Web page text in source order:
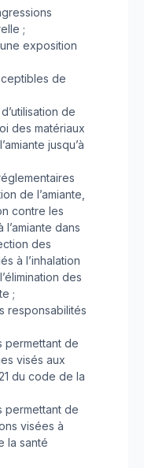
;
exposition
de
de
des matériaux
jusqu’à
de l’amiante,
contre les
dans
des
à l’inhalation
des
;
responsabilités
permettant de
visés aux
du code de la
permettant de
visées à
la santé